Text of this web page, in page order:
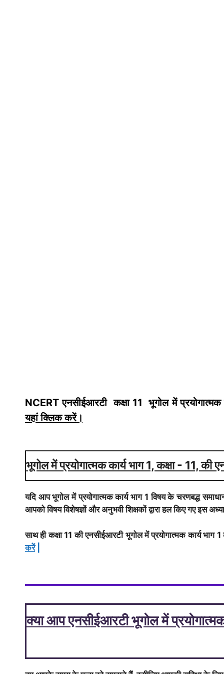
NCERT एनसीईआरटी कक्षा 11 भूगोल में
यहां क्लिक करें।
भूगोल में प्रयोगात्मक कार्य भाग 1, कक्षा - 11,
यदि आप भूगोल में प्रयोगात्मक कार्य भाग 1 विषय के चरणबद्ध
आपको विषय विशेषज्ञों और अनुभवी शिक्षकों द्वारा हल किए गए इस
साथ ही कक्षा 11 की एनसीईआरटी भूगोल में प्रयोगात्मक कार्य
करेें|
क्या आप एनसीईआरटी भूगोल में